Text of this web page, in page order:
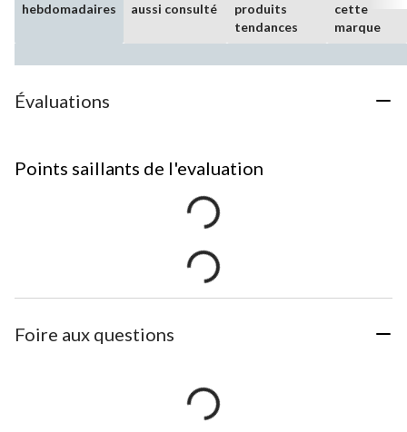
hebdomadaires
aussi consulté
produits
tendances
cette
marque
Évaluations
Points saillants de l'evaluation
Foire aux questions